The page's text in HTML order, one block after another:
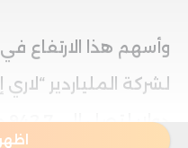
وأسهم هذا الارتفاع